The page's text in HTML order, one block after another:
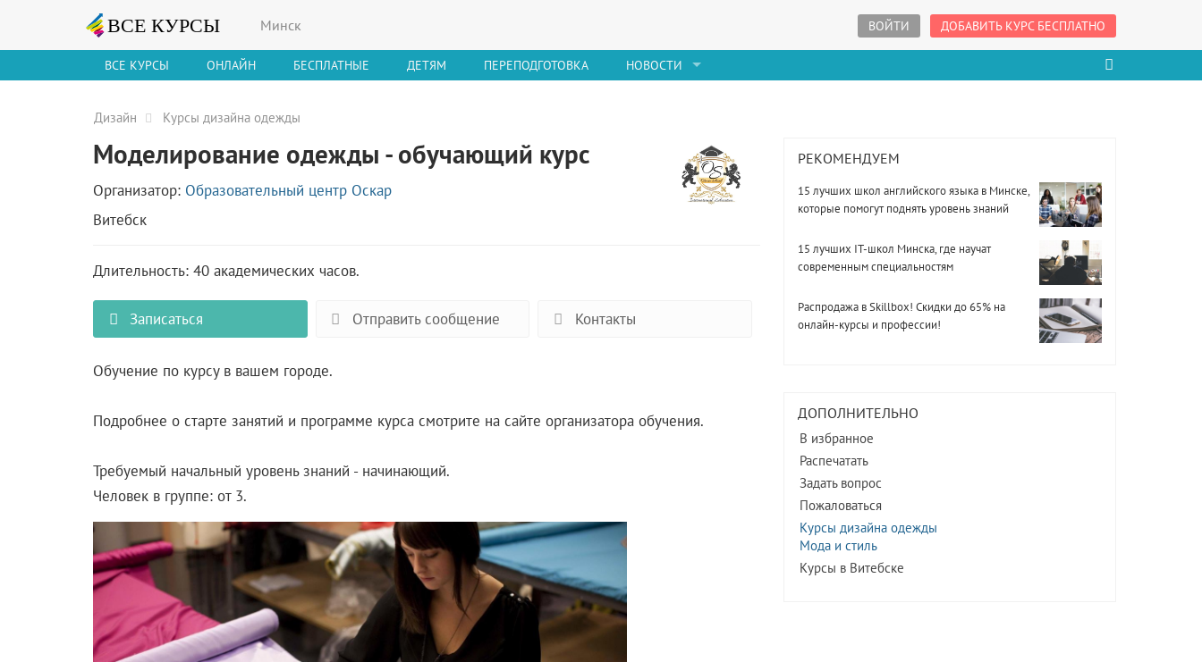
Минск ВОЙТИ ДОБАВИТЬ КУРС БЕСПЛАТНО
ВСЕ КУРСЫ ОНЛАЙН БЕСПЛАТНЫЕ ДЕТЯМ ПЕРЕПОДГОТОВКА НОВОСТИ
Дизайн Курсы дизайна одежды
Моделирование одежды - обучающий курс
Организатор: Образовательный центр Оскар
Витебск
Длительность: 40 академических часов.
Записаться Отправить сообщение Контакты
Обучение по курсу в вашем городе.
Подробнее о старте занятий и программе курса смотрите на сайте организатора обучения.
Требуемый начальный уровень знаний - начинающий.
Человек в группе: от 3.
РЕКОМЕНДУЕМ
15 лучших школ английского языка в Минске,
которые помогут поднять уровень знаний
15 лучших IT-школ Минска, где научат
современным специальностям
Распродажа в Skillbox! Скидки до 65% на
онлайн-курсы и профессии!
ДОПОЛНИТЕЛЬНО
В избранное
Распечатать
Задать вопрос
Пожаловаться
Курсы дизайна одежды
Мода и стиль
Курсы в Витебске